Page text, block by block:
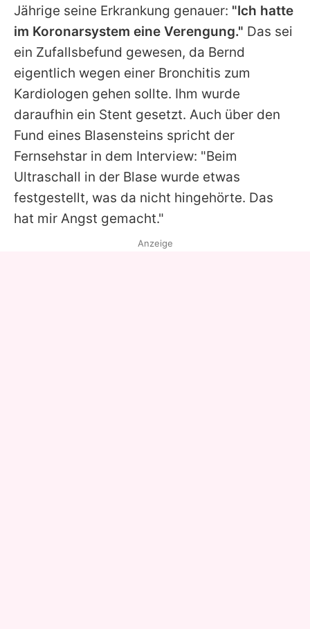
Jährige seine Erkrankung genauer: "Ich hatte
im Koronarsystem eine Verengung." Das sei
ein Zufallsbefund gewesen, da Bernd
eigentlich wegen einer Bronchitis zum
Kardiologen gehen sollte. Ihm wurde
daraufhin ein Stent gesetzt. Auch über den
Fund eines Blasensteins spricht der
Fernsehstar in dem Interview: "Beim
Ultraschall in der Blase wurde etwas
festgestellt, was da nicht hingehörte. Das
hat mir Angst gemacht."
Anzeige